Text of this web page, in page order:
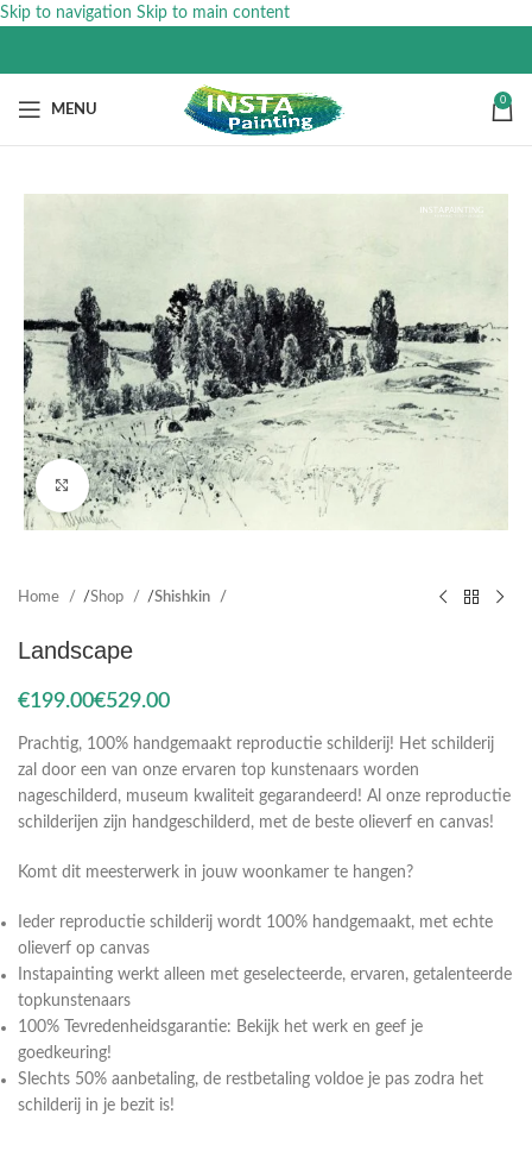
Skip to navigation Skip to main content
MENU
0
Click to enlarge
Home Shop Shishkin
Landscape
€ €
Prachtig, 100% handgemaakt reproductie schilderij! Het schilderij
zal door een van onze ervaren top kunstenaars worden
nageschilderd, museum kwaliteit gegarandeerd! Al onze reproductie
schilderijen zijn handgeschilderd, met de beste olieverf en canvas!
Komt dit meesterwerk in jouw woonkamer te hangen?
Ieder reproductie schilderij wordt 100% handgemaakt, met echte
olieverf op canvas
Instapainting werkt alleen met geselecteerde, ervaren, getalenteerde
topkunstenaars
100% Tevredenheidsgarantie: Bekijk het werk en geef je
goedkeuring!
Slechts 50% aanbetaling, de restbetaling voldoe je pas zodra het
schilderij in je bezit is!